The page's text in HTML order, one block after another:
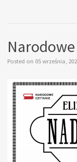
Posted on 05 września,